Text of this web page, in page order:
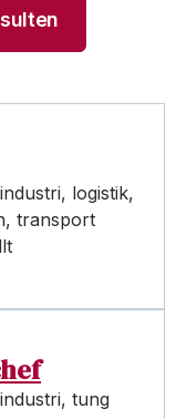
logistik,
transport
tung